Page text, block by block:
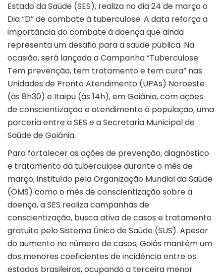
Estado da Saúde (SES), realiza no dia 24 de março o
Dia “D” de combate à tuberculose. A data reforça a
importância do combate à doença que ainda
representa um desafio para a saúde pública. Na
ocasião, será lançada a Campanha “Tuberculose:
Tem prevenção, tem tratamento e tem cura” nas
Unidades de Pronto Atendimento (UPAs) Noroeste
(às 8h30) e Itaipu (às 14h), em Goiânia, com ações
de conscientização e atendimento à população, uma
parceria entre a SES e a Secretaria Municipal de
Saúde de Goiânia.
Para fortalecer as ações de prevenção, diagnóstico
e tratamento da tuberculose durante o mês de
março, instituído pela Organização Mundial da Saúde
(OMS) como o mês de conscientização sobre a
doença, a SES realiza campanhas de
conscientização, busca ativa de casos e tratamento
gratuito pelo Sistema Único de Saúde (SUS). Apesar
do aumento no número de casos, Goiás mantém um
dos menores coeficientes de incidência entre os
estados brasileiros, ocupando a terceira menor